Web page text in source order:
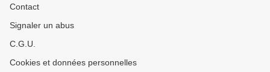
Contact
Signaler un abus
C.G.U.
Cookies et données personnelles